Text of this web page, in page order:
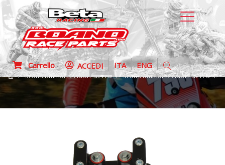
Carrello ACCEDI ITA ENG
Scotts ammortizzatori sterzo Scotts ammortizzatori sterzo